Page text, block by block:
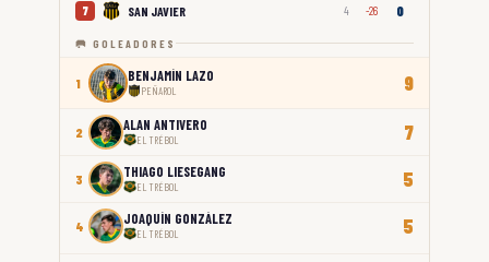
7 SAN JAVIER 4 -26 0
🥅 GOLEADORES
1 BENJAMÍN LAZO
PEÑAROL 9
2 ALAN ANTIVERO
EL TRÉBOL 7
3 THIAGO LIESEGANG
EL TRÉBOL 5
4 JOAQUÍN GONZÁLEZ
EL TRÉBOL 5